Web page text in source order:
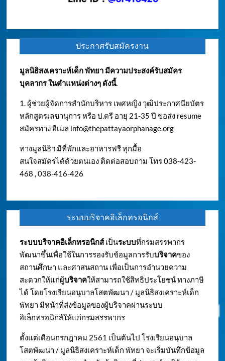
ประกาศรับสมัครงาน
มูลนิธิสงเคราะห์เด็ก พัทยา มีความประสงค์รับสมัคร
บุคลากร ในตำแหน่งต่างๆ ดังนี้.
1. ผู้ช่วยผู้จัดการสำนักบริหาร เพศหญิง วุฒิประกาศนียบัตร
หลักสูตรเลขานุการ หรือ ป.ตรี อายุ 21-35 ปี ขอส่ง resume
สมัครทาง อีเมล info@thepattayaorphanage.org
ทางมูลนิธิฯ มีที่พักและอาหารฟรี ทุกมื้อ
สนใจสมัครได้ด้วยตนเอง ติดต่อสอบถาม โทร 038-423-
468 , 038-416-426
ระบบบริจาคอิเล็กทรอนิกส์
ระบบบริจาคอิเล็กทรอนิกส์เป็นระบบที่กรมสรรพากร
พัฒนาขึ้นเพื่อใช้ในการรองรับข้อมูลการรับบริจาคของ
สถานศึกษา และศาสนสถาน เพื่อเป็นการอำนวยความ
สะดวกให้แก่ผู้บริจาคให้สามารถใช้สิทธิประโยชน์ ทางภาษี
ได้ โดยโรงเรียนอนุบาลโสตพัฒนา / มูลนิธิสงเคราะห์เด็ก
พัทยา มีหน้าที่ส่งข้อมูลของผู้บริจาคผ่านระบบ
อิเล็กทรอนิกส์ให้แก่กรมสรรพากร
ตั้งแต่เดือนกรกฎาคม 2561 เป็นต้นไป โรงเรียนอนุบาล
โสตพัฒนา / มูลนิธิสงเคราะห์เด็ก พัทยา จะเริ่มบันทึกข้อมูล